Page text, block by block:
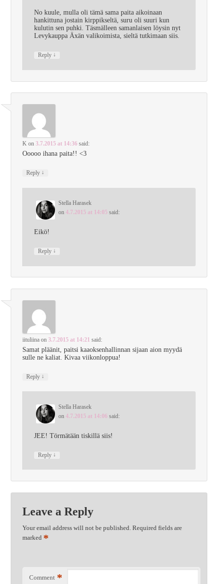
No kuule, mulla oli tämä sama paita aikoinaan
hankittuna jostain kirppikseltä, suru oli suuri kun
kulutin sen puhki. Täsmälleen samanlaisen löysin nyt
Levykauppa Äxän valikoimista, sieltä tutkimaan siis.
Reply ↓
K on3.7.2015 at 14:36 said:
Ooooo ihana paita!! <3
Reply ↓
Stella Harasek
on 4.7.2015 at 14:05 said:
Eikö!
Reply ↓
iituliina on3.7.2015 at 14:21 said:
Samat pläänit, paitsi kaaoksenhallinnan sijaan aion myydä
sulle ne kaliat. Kivaa viikonloppua!
Reply ↓
Stella Harasek
on 4.7.2015 at 14:06 said:
JEE! Törmätään tiskillä siis!
Reply ↓
Leave a Reply
Your email address will not be published. Required fields are
marked *
Comment *